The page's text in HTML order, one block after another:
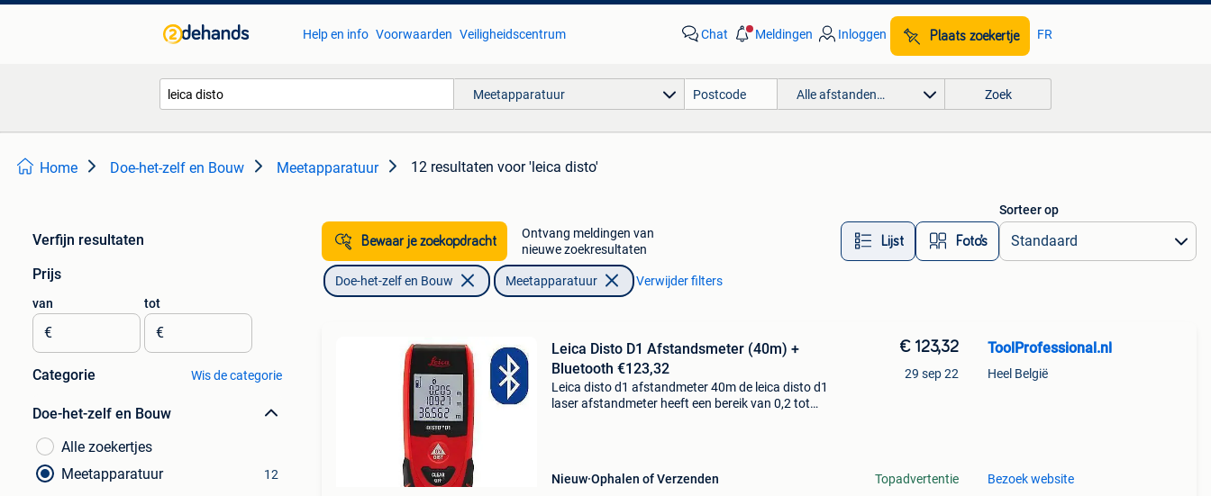
Help en info Voorwaarden Veiligheidscentrum Chat Meldingen Inloggen Plaats zoekertje FR
Meetapparatuur Alle afstanden… Zoek
Home Doe-het-zelf en Bouw Meetapparatuur 12 resultaten voor 'leica disto'
Verfijn resultaten
Prijs
van
€
tot
€
Categorie Wis de categorie
Doe-het-zelf en Bouw
Alle zoekertjes
Meetapparatuur
12
Bewaar je zoekopdracht
Ontvang meldingen van
nieuwe zoekresultaten
Lijst Foto’s
Sorteer op
Doe-het-zelf en Bouw Meetapparatuur Verwijder filters
Leica Disto D1 Afstandsmeter (40m) +
Bluetooth €123,32
Leica disto d1 afstandmeter 40m de leica disto d1
laser afstandmeter heeft een bereik van 0,2 tot
Nieuw Ophalen of Verzenden
€ 123,32
29 sep 22
Topadvertentie
ToolProfessional.nl
Heel België
Bezoek website